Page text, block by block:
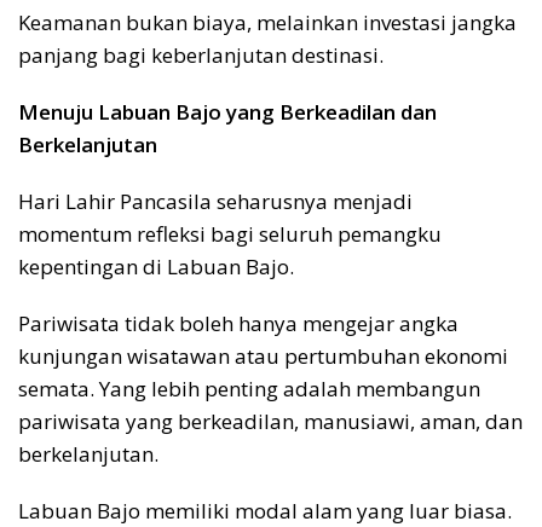
Keamanan bukan biaya, melainkan investasi jangka
panjang bagi keberlanjutan destinasi.
Menuju Labuan Bajo yang Berkeadilan dan
Berkelanjutan
Hari Lahir Pancasila seharusnya menjadi
momentum refleksi bagi seluruh pemangku
kepentingan di Labuan Bajo.
Pariwisata tidak boleh hanya mengejar angka
kunjungan wisatawan atau pertumbuhan ekonomi
semata. Yang lebih penting adalah membangun
pariwisata yang berkeadilan, manusiawi, aman, dan
berkelanjutan.
Labuan Bajo memiliki modal alam yang luar biasa.